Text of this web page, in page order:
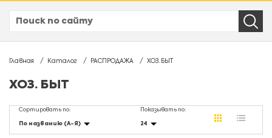
Главная Каталог РАСПРОДАЖА ХОЗ. БЫТ
ХОЗ. БЫТ
Сортировать по:
По названию (А-Я)
Показывать по:
24